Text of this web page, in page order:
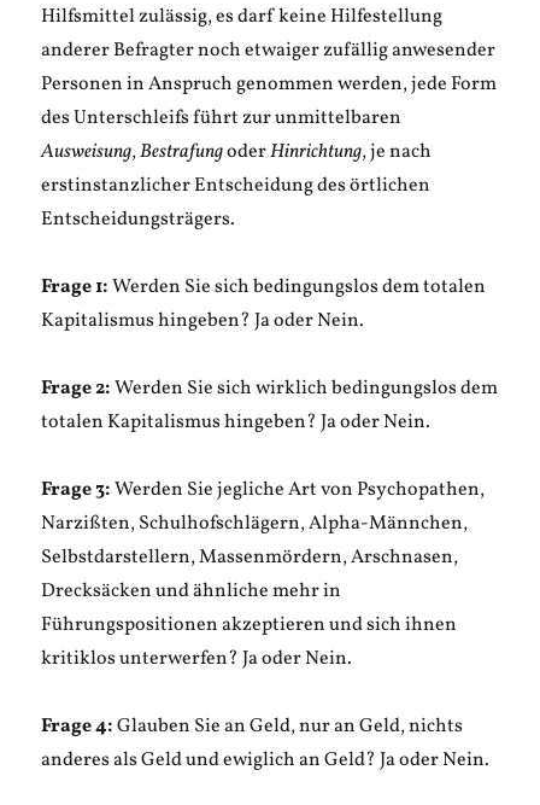
Hilfsmittel zulässig, es darf keine Hilfestellung
anderer Befragter noch etwaiger zufällig anwesender
Personen in Anspruch genommen werden, jede Form
des Unterschleifs führt zur unmittelbaren
Ausweisung,BestrafungoderHinrichtung, je nach
erstinstanzlicher Entscheidung des örtlichen
Entscheidungsträgers.
Frage 1:Werden Sie sich bedingungslos dem totalen
Kapitalismus hingeben? Ja oder Nein.
Frage 2:Werden Sie sich wirklich bedingungslos dem
totalen Kapitalismus hingeben? Ja oder Nein.
Frage 3:Werden Sie jegliche Art von Psychopathen,
Narzißten, Schulhofschlägern, Alpha-Männchen,
Selbstdarstellern, Massenmördern, Arschnasen,
Drecksäcken und ähnliche mehr in
Führungspositionen akzeptieren und sich ihnen
kritiklos unterwerfen? Ja oder Nein.
Frage 4:Glauben Sie an Geld, nur an Geld, nichts
anderes als Geld und ewiglich an Geld? Ja oder Nein.